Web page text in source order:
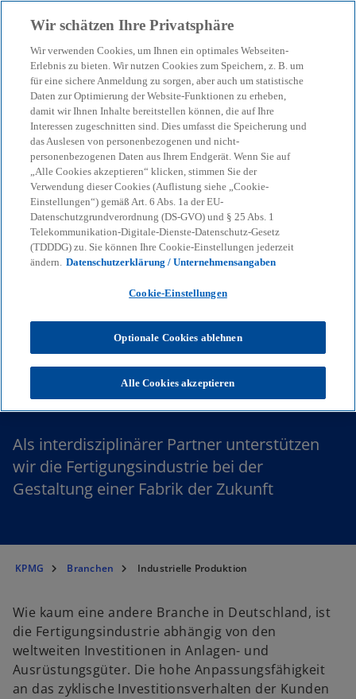
menu search
Industrielle Produktion
Als interdisziplinärer Partner unterstützen
wir die Fertigungsindustrie bei der
Gestaltung einer Fabrik der Zukunft
KPMG Branchen Industrielle Produktion
Wie kaum eine andere Branche in Deutschland, ist
die Fertigungsindustrie abhängig von den
weltweiten Investitionen in Anlagen- und
Ausrüstungsgüter. Die hohe Anpassungsfähigkeit
an das zyklische Investitionsverhalten der Kunden
Wir schätzen Ihre Privatsphäre
Wir verwenden Cookies, um Ihnen ein optimales Webseiten-
Erlebnis zu bieten. Wir nutzen Cookies zum Speichern, z. B. um
für eine sichere Anmeldung zu sorgen, aber auch um statistische
Daten zur Optimierung der Website-Funktionen zu erheben,
damit wir Ihnen Inhalte bereitstellen können, die auf Ihre
Interessen zugeschnitten sind. Dies umfasst die Speicherung und
das Auslesen von personenbezogenen und nicht-
personenbezogenen Daten aus Ihrem Endgerät. Wenn Sie auf
„Alle Cookies akzeptieren“ klicken, stimmen Sie der
Verwendung dieser Cookies (Auflistung siehe „Cookie-
Einstellungen“) gemäß Art. 6 Abs. 1a der EU-
Datenschutzgrundverordnung (DS-GVO) und § 25 Abs. 1
Telekommunikation-Digitale-Dienste-Datenschutz-Gesetz
(TDDDG) zu. Sie können Ihre Cookie-Einstellungen jederzeit
ändern. Datenschutzerklärung / Unternehmensangaben
Cookie-Einstellungen
Optionale Cookies ablehnen
Alle Cookies akzeptieren